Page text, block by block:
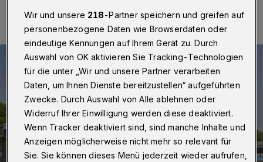
Wir und unsere 218-Partner speichern und greifen auf
personenbezogene Daten wie Browserdaten oder
eindeutige Kennungen auf Ihrem Gerät zu. Durch
Auswahl von OK aktivieren Sie Tracking-Technologien
für die unter „Wir und unsere Partner verarbeiten
Daten, um Ihnen Dienste bereitzustellen“ aufgeführten
Zwecke. Durch Auswahl von Alle ablehnen oder
Widerruf Ihrer Einwilligung werden diese deaktiviert.
Wenn Tracker deaktiviert sind, sind manche Inhalte und
Anzeigen möglicherweise nicht mehr so relevant für
Sie. Sie können dieses Menü jederzeit wieder aufrufen,